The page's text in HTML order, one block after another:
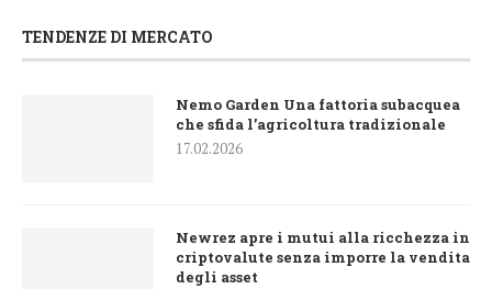
TENDENZE DI MERCATO
Nemo Garden Una fattoria subacquea
che sfida l’agricoltura tradizionale
17.02.2026
Newrez apre i mutui alla ricchezza in
criptovalute senza imporre la vendita
degli asset